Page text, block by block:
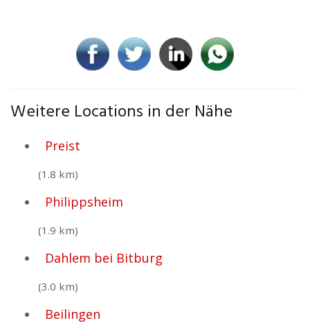
Weitere Locations in der Nähe
Preist
(1.8 km)
Philippsheim
(1.9 km)
Dahlem bei Bitburg
(3.0 km)
Beilingen